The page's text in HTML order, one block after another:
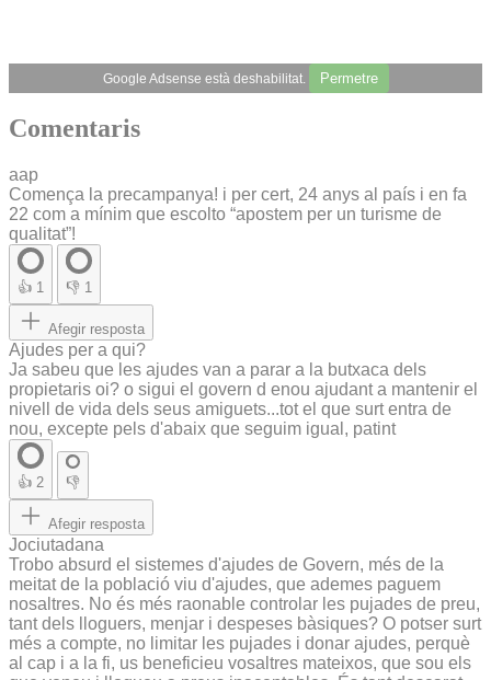
Google Adsense està deshabilitat. Permetre
Comentaris
aap
Comença la precampanya! i per cert, 24 anys al país i en fa
22 com a mínim que escolto “apostem per un turisme de
qualitat”!
👍 1 👎 1
Afegir resposta
Ajudes per a qui?
Ja sabeu que les ajudes van a parar a la butxaca dels
propietaris oi? o sigui el govern d enou ajudant a mantenir el
nivell de vida dels seus amiguets...tot el que surt entra de
nou, excepte pels d'abaix que seguim igual, patint
👍 2 👎
Afegir resposta
Jociutadana
Trobo absurd el sistemes d'ajudes de Govern, més de la
meitat de la població viu d'ajudes, que ademes paguem
nosaltres. No és més raonable controlar les pujades de preu,
tant dels lloguers, menjar i despeses bàsiques? O potser surt
més a compte, no limitar les pujades i donar ajudes, perquè
al cap i a la fi, us beneficieu vosaltres mateixos, que sou els